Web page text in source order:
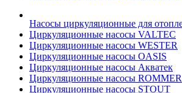
Насосы циркуляционные для
Циркуляционные насосы VALTEC
Циркуляционные насосы WESTER
Циркуляционные насосы OASIS
Циркуляционные насосы Акватек
Циркуляционные насосы ROMMER
Циркуляционные насосы STOUT